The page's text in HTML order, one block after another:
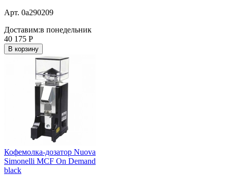
Арт. 0a290209
Доставим:в понедельник
40 175 Р
В корзину
Кофемолка-дозатор Nuova
Simonelli MCF On Demand
black